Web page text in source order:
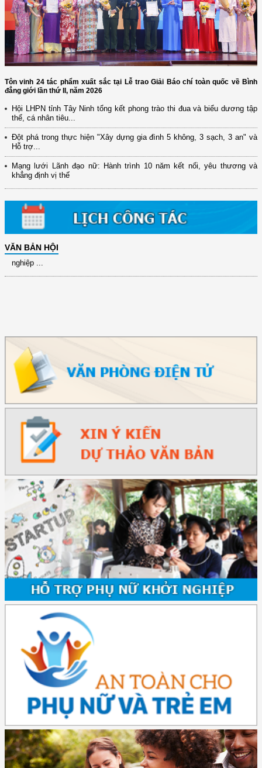
Tôn vinh 24 tác phẩm xuất sắc tại Lễ trao Giải Báo chí toàn quốc về Bình
đẳng giới lần thứ II, năm 2026
Hội LHPN tỉnh Tây Ninh tổng kết phong trào thi đua và biểu dương tập
thể, cá nhân tiêu...
Đột phá trong thực hiện "Xây dựng gia đình 5 không, 3 sạch, 3 an" và
Hỗ trợ...
Mạng lưới Lãnh đạo nữ: Hành trình 10 năm kết nối, yêu thương và
khẳng định vị thế
VĂN BẢN HỘI
đổi mới ...
31/10/2025 ...
(417/QĐ-BNNMT) Quyết định phê duyệt Chương trình mục tiêu quốc gia
(891/KH-ĐCT) Kế hoạch thực hiện Nghị quyết số 72-NQ/TW ngày
9/9/2025 của Bộ ...
(2415/QĐ-TTg) Quyết định về việc phê duyệt Đề án Hỗ trợ Phụ nữ khởi
nghiệp ...